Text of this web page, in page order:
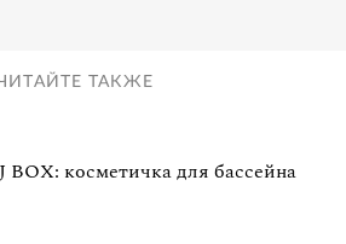
ТАКЖЕ
BOX: косметичка для бассейна